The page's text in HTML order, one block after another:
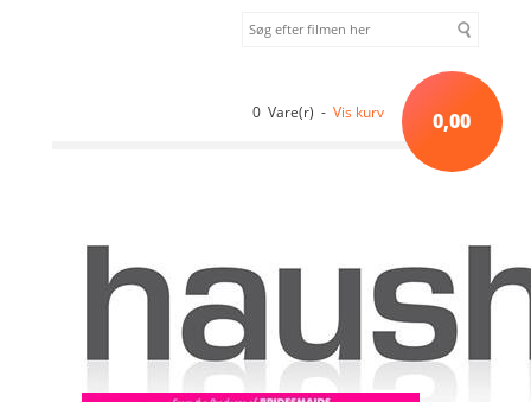
0 Vare(r) - Vis kurv 0,00
The Five-Year Engagement (2012) [DVD]